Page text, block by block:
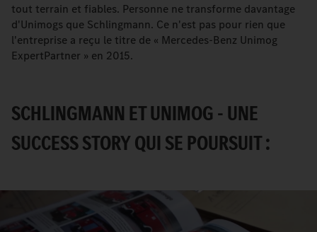
tout terrain et fiables. Personne ne transforme davantage
d'Unimogs que Schlingmann. Ce n'est pas pour rien que
l'entreprise a reçu le titre de « Mercedes-Benz Unimog
ExpertPartner » en 2015.
SCHLINGMANN ET UNIMOG - UNE
SUCCESS STORY QUI SE POURSUIT :